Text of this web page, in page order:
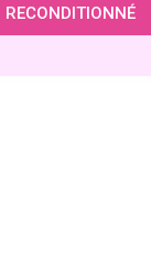
RECONDITIONNÉ